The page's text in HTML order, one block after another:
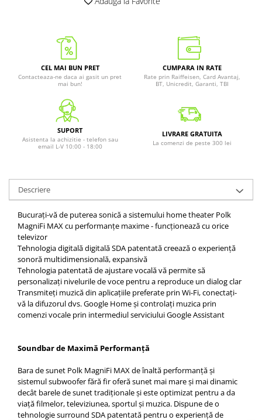
CEL MAI BUN PRET
Contacteaza-ne daca ai gasit un pret
mai bun!
CUMPARA IN RATE
Rate prin Raiffeisen, Card Avantaj,
BT, Unicredit, Garanti, TBI
SUPORT
Asistenta la achizitie - telefon sau
email L-V 10:00 - 18:00
LIVRARE GRATUITA
La comenzi de peste 300 lei
Descriere
Bucurați-vă de puterea sonică a sistemului home theater Polk
MagniFi MAX cu performanțe maxime - funcționează cu orice
televizor
Tehnologia digitală digitală SDA patentată creează o experiență
sonoră multidimensională, expansivă
Tehnologia patentată de ajustare vocală vă permite să
personalizați nivelurile de voce pentru a reproduce un dialog clar
Transmiteți muzică din aplicațiile preferate prin Wi-Fi, conectați-
vă la difuzorul dvs. Google Home și controlați muzica prin
comenzi vocale prin intermediul serviciului Google Assistant
Soundbar de Maximă Performanță
Bara de sunet Polk MagniFi MAX de înaltă performanță și
sistemul subwoofer fără fir oferă sunet mai mare și mai dinamic
decât barele de sunet tradiționale și este optimizat pentru a da
viață filmelor, televiziunea, sportul și muzica. Dispune de o
tehnologie surround SDA patentată pentru o experiență de